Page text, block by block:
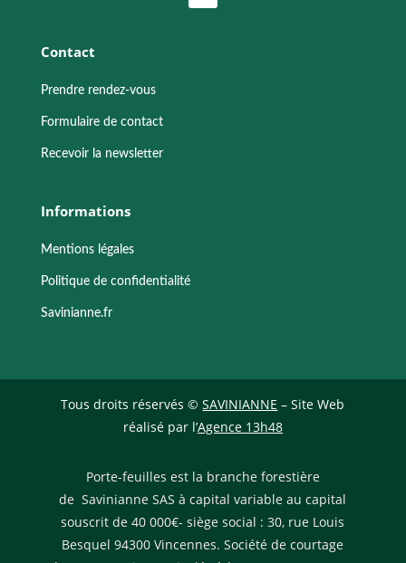
Contact
Prendre rendez-vous
Formulaire de contact
Recevoir la newsletter
Informations
Mentions légales
Politique de confidentialité
Savinianne.fr
Tous droits réservés ©SAVINIANNE – Site Web
réalisé par l’Agence 13h48
Porte-feuilles est la branche forestière
de Savinianne SAS à capital variable au capital
souscrit de 40 000€- siège social : 30, rue Louis
Besquel 94300 Vincennes. Société de courtage